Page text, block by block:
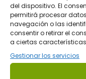
del dispositivo. El
permitirá procesar
navegación o las
consentir o retirar el
a ciertas
Gestionar los servicios
g
Para